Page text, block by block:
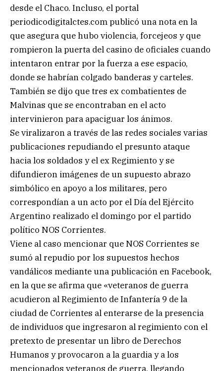
desde el Chaco. Incluso, el portal
periodicodigitalctes.com publicó una nota en la
que asegura que hubo violencia, forcejeos y que
rompieron la puerta del casino de oficiales cuando
intentaron entrar por la fuerza a ese espacio,
donde se habrían colgado banderas y carteles.
También se dijo que tres ex combatientes de
Malvinas que se encontraban en el acto
intervinieron para apaciguar los ánimos.
Se viralizaron a través de las redes sociales varias
publicaciones repudiando el presunto ataque
hacia los soldados y el ex Regimiento y se
difundieron imágenes de un supuesto abrazo
simbólico en apoyo a los militares, pero
correspondían a un acto por el Día del Ejército
Argentino realizado el domingo por el partido
político NOS Corrientes.
Viene al caso mencionar que NOS Corrientes se
sumó al repudio por los supuestos hechos
vandálicos mediante una publicación en Facebook,
en la que se afirma que «veteranos de guerra
acudieron al Regimiento de Infantería 9 de la
ciudad de Corrientes al enterarse de la presencia
de individuos que ingresaron al regimiento con el
pretexto de presentar un libro de Derechos
Humanos y provocaron a la guardia y a los
mencionados veteranos de guerra, llegando